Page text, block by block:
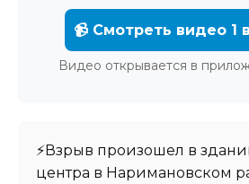
📹 Смотреть видео 1
Видео открывается в
⚡️Взрыв произошел в
центра в Наримановском